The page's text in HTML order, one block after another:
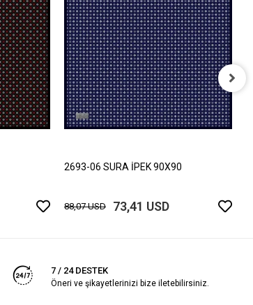
2693-06 SURA İPEK 90X90
88,07 USD 73,41 USD
7 / 24 DESTEK
Öneri ve şikayetlerinizi bize iletebilirsiniz.